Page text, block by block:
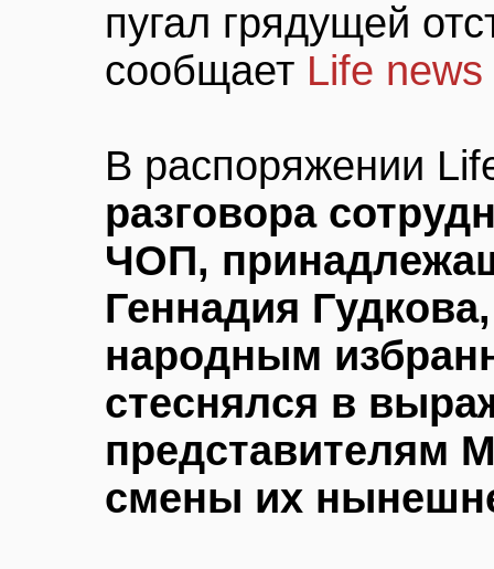
пугал грядущей
сообщает Life news
В распоряжении
разговора
ЧОП,
Геннадия
народным
стеснялся в
представителям
смены их